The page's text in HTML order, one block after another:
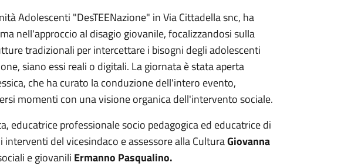
Adolescenti "DesTEENazione" in Via Cittadella snc, ha
nell'approccio al disagio giovanile, focalizzandosi sulla
tradizionali per intercettare i bisogni degli adolescenti
siano essi reali o digitali. La giornata è stata aperta
che ha curato la conduzione dell'intero evento,
momenti con una visione organica dell'intervento sociale.
educatrice professionale socio pedagogica ed educatrice di
interventi del vicesindaco e assessore alla CulturaGiovanna
e giovanili Ermanno Pasqualino.